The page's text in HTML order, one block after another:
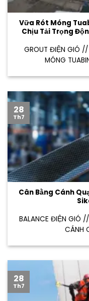
Vữa Rót Móng
Chịu Tải Trọng
GROUT ĐIỆN GIÓ
MÓNG
Cân Bằng Cánh
BALANCE ĐIỆN GIÓ
CÁNH
28
Th7
28
Th7